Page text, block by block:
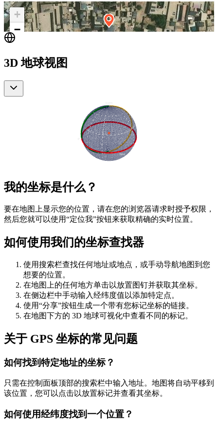
+
−
3D 地球视图
我的坐标是什么？
要在地图上显示您的位置，请在您的浏览器请求时授予权限，
然后您就可以使用“定位我”按钮来获取精确的实时位置。
如何使用我们的坐标查找器
使用搜索栏查找任何地址或地点，或手动导航地图到您
想要的位置。
在地图上的任何地方单击以放置图钉并获取其坐标。
在侧边栏中手动输入经纬度值以添加特定点。
使用“分享”按钮生成一个带有您标记坐标的链接。
在地图下方的 3D 地球可视化中查看不同的标记。
关于 GPS 坐标的常见问题
如何找到特定地址的坐标？
只需在控制面板顶部的搜索栏中输入地址。地图将自动平移到
该位置，您可以点击以放置标记并查看其坐标。
如何使用经纬度找到一个位置？